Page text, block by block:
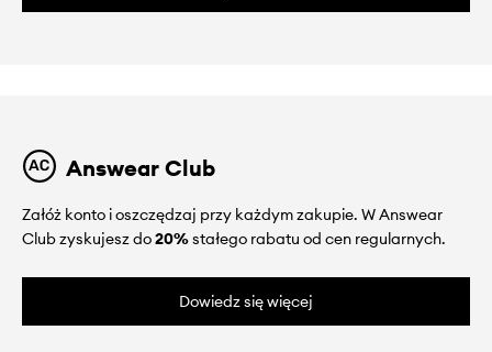
Answear Club
Załóż konto i oszczędzaj przy każdym zakupie. W Answear
Club zyskujesz do20%stałego rabatu od cen regularnych.
Dowiedz się więcej